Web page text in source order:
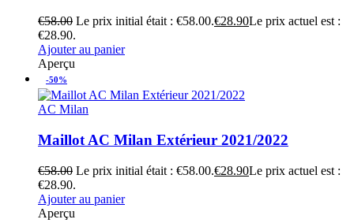
€58.00 Le prix initial était : €58.00.€28.90Le prix actuel est :
€28.90.
Ajouter au panier
Aperçu
-50%
AC Milan
Maillot AC Milan Extérieur 2021/2022
€58.00 Le prix initial était : €58.00.€28.90Le prix actuel est :
€28.90.
Ajouter au panier
Aperçu